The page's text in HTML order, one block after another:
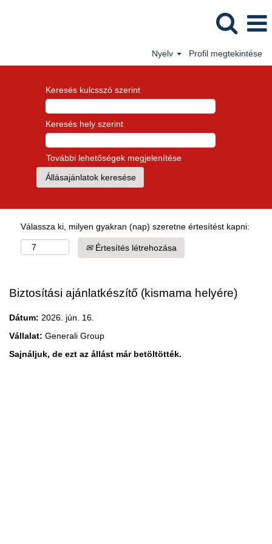
Nyelv Profil megtekintése
Keresés kulcsszó szerint
Keresés hely szerint
További lehetőségek megjelenítése
Válassza ki, milyen gyakran (nap) szeretne értesítést kapni:
Értesítés létrehozása
Biztosítási ajánlatkészítő (kismama helyére)
Dátum: 2026. jún. 16.
Vállalat: Generali Group
Sajnáljuk, de ezt az állást már betöltötték.